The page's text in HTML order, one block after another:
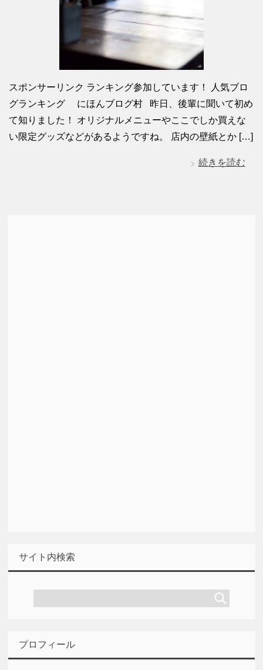
スポンサーリンク ランキング参加しています！ 人気ブロ
グランキング にほんブログ村 昨日、後輩に聞いて初め
て知りました！ オリジナルメニューやここでしか買えな
い限定グッズなどがあるようですね。 店内の壁紙とか […]
続きを読む
サイト内検索
プロフィール